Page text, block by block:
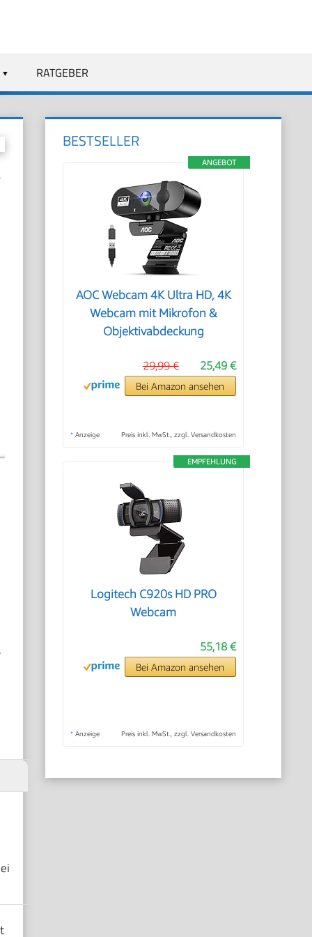
RATGEBER
BESTSELLER
ANGEBOT
AOC Webcam 4K Ultra HD, 4K
Webcam mit Mikrofon &
Objektivabdeckung
25,49 €
29,99 €
Bei Amazon ansehen
* Anzeige Preis inkl. MwSt., zzgl. Versandkosten
EMPFEHLUNG
Logitech C920s HD PRO
Webcam
55,18 €
Bei Amazon ansehen
* Anzeige Preis inkl. MwSt., zzgl. Versandkosten